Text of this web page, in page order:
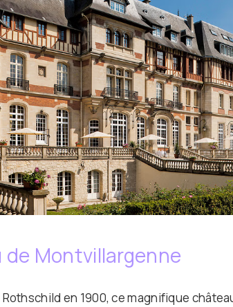
Montvillargenne
en 1900, ce magnifique